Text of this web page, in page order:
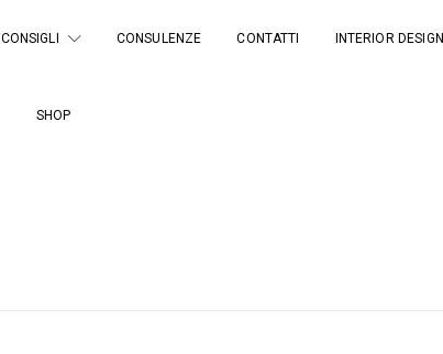
CONSIGLI CONSULENZE CONTATTI INTERIOR DESIGN
SHOP